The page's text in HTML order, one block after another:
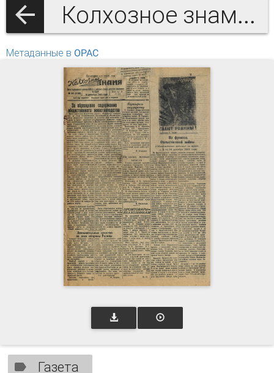
Колхозное знамя 1943 г.
Метаданные в OPAC
Газета